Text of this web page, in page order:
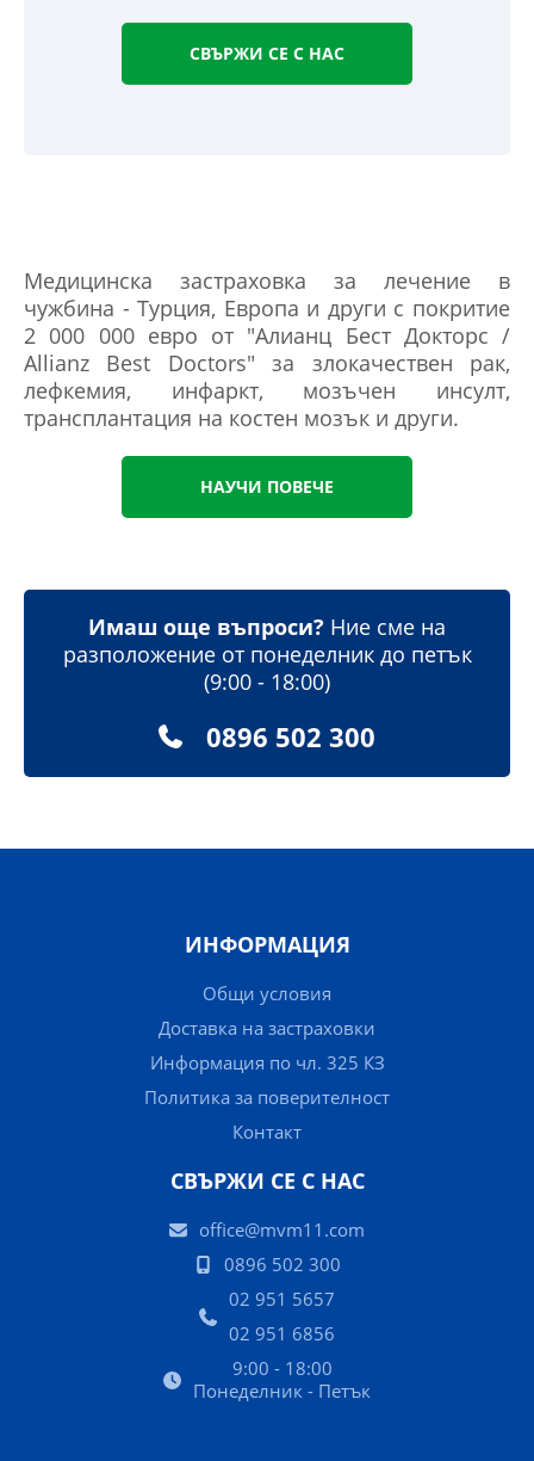
СВЪРЖИ СЕ С НАС
Медицинска застраховка за лечение в
чужбина - Турция, Европа и други с покритие
2 000 000 евро от "Алианц Бест Докторс /
Allianz Best Doctors" за злокачествен рак,
лефкемия, инфаркт, мозъчен инсулт,
трансплантация на костен мозък и други.
НАУЧИ ПОВЕЧЕ
Имаш още въпроси? Ние сме на
разположение от понеделник до петък
(9:00 - 18:00)
0896 502 300
ИНФОРМАЦИЯ
Общи условия
Доставка на застраховки
Информация по чл. 325 КЗ
Политика за поверителност
Контакт
СВЪРЖИ СЕ С НАС
office@mvm11.com
0896 502 300
02 951 5657
02 951 6856
9:00 - 18:00
Понеделник - Петък